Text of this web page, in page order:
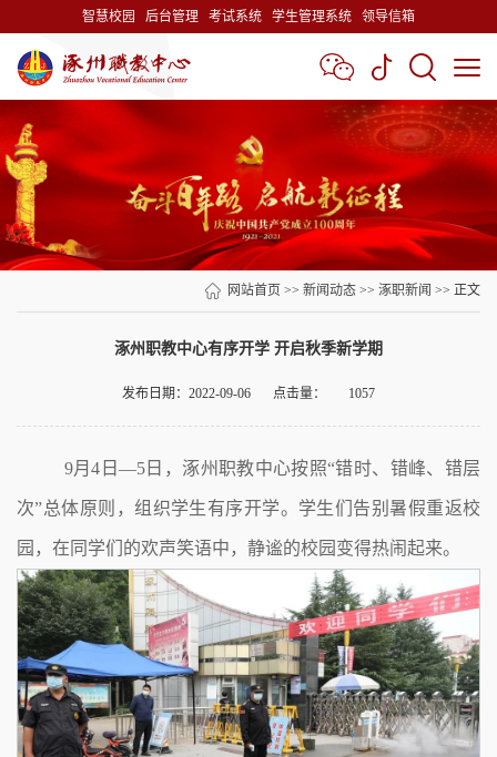
智慧校园 后台管理 考试系统 学生管理系统 领导信箱
网站首页 >> 新闻动态 >> 涿职新闻 >> 正文
涿州职教中心有序开学 开启秋季新学期
发布日期：2022-09-06 点击量： 1057
9月4 日—5 日，涿州职教中心按照“错时、错峰、错层
次”总体原则，组织学生有序开学。学生们告别暑假重返校
园，在同学们的欢声笑语中，静谧的校园变得热闹起来。